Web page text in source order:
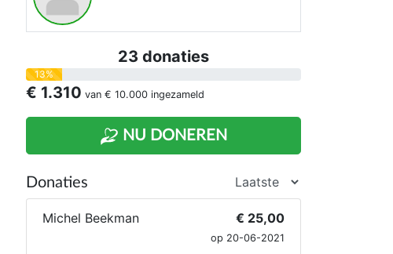
23 donaties
13%
€ 1.310 van € 10.000 ingezameld
NU DONEREN
Donaties
Michel Beekman € 25,00
op 20-06-2021